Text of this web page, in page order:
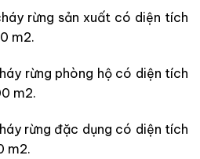
rừng sản xuất có diện tích
m2.
rừng phòng hộ có diện tích
m2.
rừng đặc dụng có diện tích
m2.